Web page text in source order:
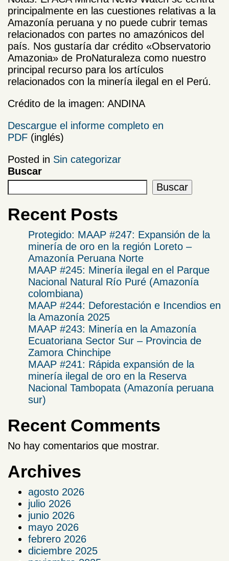
principalmente en las cuestiones relativas a la
Amazonía peruana y no puede cubrir temas
relacionados con partes no amazónicos del
país. Nos gustaría dar crédito «Observatorio
Amazonia» de ProNaturaleza como nuestro
principal recurso para los artículos
relacionados con la minería ilegal en el Perú.
Crédito de la imagen: ANDINA
Descargue el informe completo en
PDF (inglés)
Posted in Sin categorizar
Buscar
Buscar
Recent Posts
Protegido: MAAP #247: Expansión de la
minería de oro en la región Loreto –
Amazonía Peruana Norte
MAAP #245: Minería ilegal en el Parque
Nacional Natural Río Puré (Amazonía
colombiana)
MAAP #244: Deforestación e Incendios en
la Amazonía 2025
​MAAP #243: Minería en la Amazonía
Ecuatoriana Sector Sur – Provincia de
Zamora Chinchipe​
MAAP #241: Rápida expansión de la
minería ilegal de oro en la Reserva
Nacional Tambopata (Amazonía peruana
sur)
Recent Comments
No hay comentarios que mostrar.
Archives
agosto 2026
julio 2026
junio 2026
mayo 2026
febrero 2026
diciembre 2025